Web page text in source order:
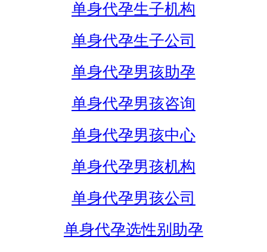
单身代孕生子机构
单身代孕生子公司
单身代孕男孩助孕
单身代孕男孩咨询
单身代孕男孩中心
单身代孕男孩机构
单身代孕男孩公司
单身代孕选性别助孕